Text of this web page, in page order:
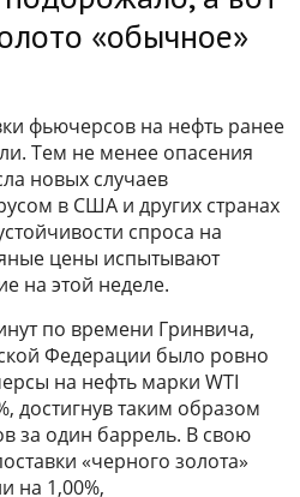
«обычное»
фьючерсов на нефть ранее
Тем не менее опасения
новых случаев
в США и других странах
спроса на
цены испытывают
на этой неделе.
по времени Гринвича,
Федерации было ровно
на нефть марки WTI
достигнув таким образом
за один баррель. В свою
«черного золота»
на 1,00%,